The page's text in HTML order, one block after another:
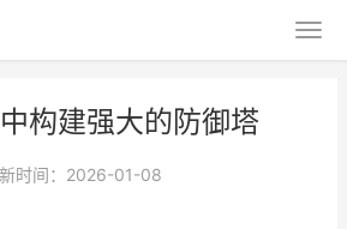
构建强大的防御塔
时间：2026-01-08